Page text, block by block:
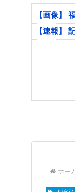
【画像】
【速報】
ホー